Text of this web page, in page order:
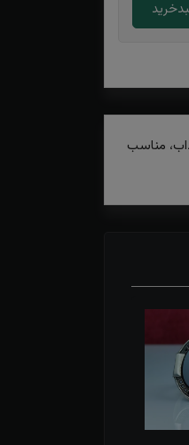
مناسب